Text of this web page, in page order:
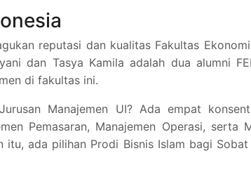
reputasi dan kualitas Fakultas
dan Tasya Kamila adalah dua alumni
di fakultas ini.
Manajemen UI? Ada empat
Pemasaran, Manajemen Operasi, serta
itu, ada pilihan Prodi Bisnis Islam bagi